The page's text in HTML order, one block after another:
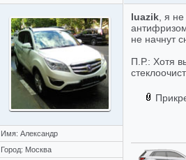
Имя: Александр
Город: Москва
luazik , я
не начнут
П.Р.: Хотя